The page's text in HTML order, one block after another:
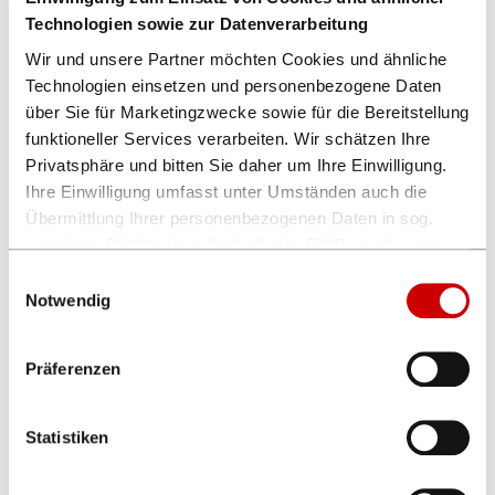
Technologien sowie zur Datenverarbeitung
Wir und unsere Partner möchten Cookies und ähnliche
Technologien einsetzen und personenbezogene Daten
über Sie für Marketingzwecke sowie für die Bereitstellung
funktioneller Services verarbeiten. Wir schätzen Ihre
Privatsphäre und bitten Sie daher um Ihre Einwilligung.
Ihre Einwilligung umfasst unter Umständen auch die
Übermittlung Ihrer personenbezogenen Daten in sog.
unsichere Drittländer außerhalb des EWR, auch wenn
Datenschutzniveau gewährleistet ist. Es besteht u.a. das
Risiko, dass dortige Behörden auf die verarbeiteten
eingeschränkt oder ausgeschlossen sind.
Ihre Einwilligung erteilen Sie mit Klick auf „Alle zulassen“,
Notwendig
Präferenzen
Statistiken
FRÜH’s Brauhaus-Quiz 01.10.2026
5,00 €*